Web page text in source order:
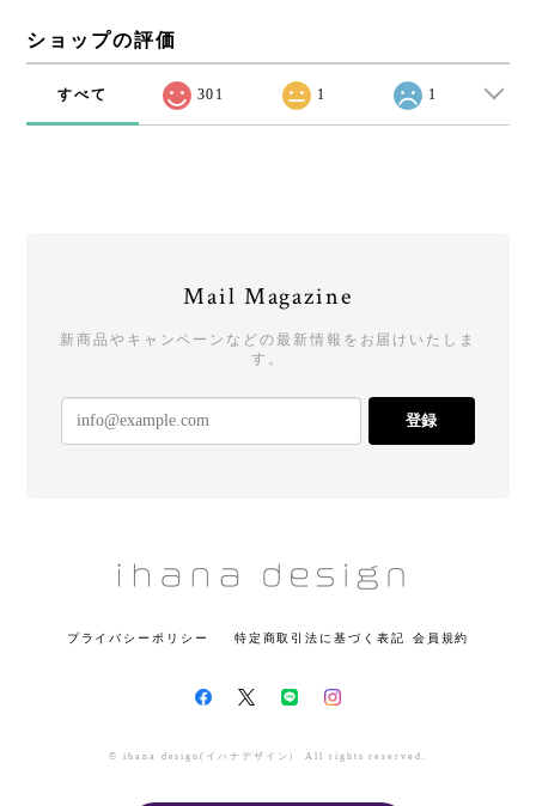
ショップの評価
すべて 301 1 1
Mail Magazine
新商品やキャンペーンなどの最新情報をお届けいたしま
す。
登録
プライバシーポリシー 特定商取引法に基づく表記 会員規約
© ihana design(イハナデザイン） All rights reserved.